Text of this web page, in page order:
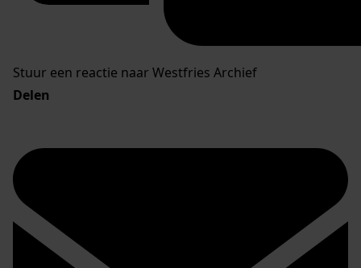
Stuur een reactie naar Westfries Archief
Delen